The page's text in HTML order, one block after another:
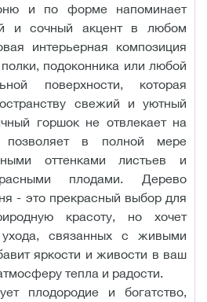
и по форме напоминает
и сочный акцент в любом
интерьерная композиция
подоконника или любой
поверхности, которая
свежий и уютный
горшок не отвлекает на
в полной мере
оттенками листьев и
плодами. Дерево
- это прекрасный выбор для
красоту, но хочет
связанных с живыми
яркости и живости в ваш
тепла и радости.
плодородие и богатство,